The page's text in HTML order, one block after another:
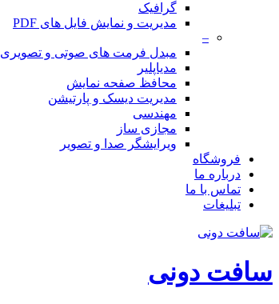
گرافیک
مدیریت و نمایش فایل های PDF
–
مبدل فرمت های صوتی و تصویری
مدیاپلیر
محافظ صفحه نمایش
مدیریت دیسک و پارتیشن
مهندسی
مجازی ساز
ویرایشگر صدا و تصویر
فروشگاه
درباره ما
تماس با ما
تبلیغات
سافت دونی